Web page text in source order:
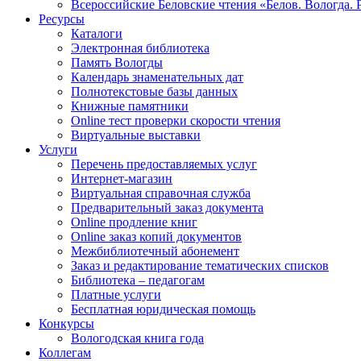
Всероссийские Беловские чтения «Белов. Вологда.
Ресурсы
Каталоги
Электронная библиотека
Память Вологды
Календарь знаменательных дат
Полнотекстовые базы данных
Книжные памятники
Online тест проверки скорости чтения
Виртуальные выставки
Услуги
Перечень предоставляемых услуг
Интернет-магазин
Виртуальная справочная служба
Предварительный заказ документа
Online продление книг
Online заказ копий документов
Межбиблиотечный абонемент
Заказ и редактирование тематических списков
Библиотека – педагогам
Платные услуги
Бесплатная юридическая помощь
Конкурсы
Вологодская книга года
Коллегам